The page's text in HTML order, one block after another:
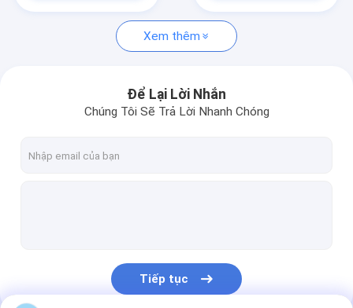
Bản vá dập nổi
Nhãn quần áo truyền nhiệt
Bản vá quần áo tùy chỉnh
Xem thêm
Để Lại Lời Nhắn
Chúng Tôi Sẽ Trả Lời Nhanh Chóng
Tiếp tục